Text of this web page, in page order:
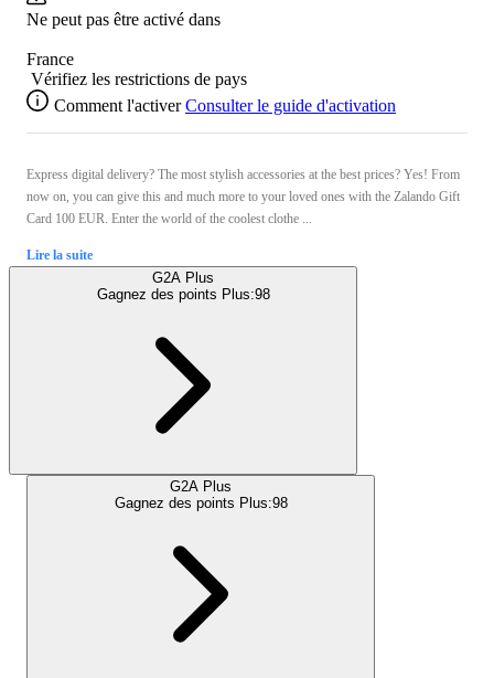
Ne peut pas être activé dans
France
Vérifiez les restrictions de pays
Comment l'activer Consulter le guide d'activation
Express digital delivery? The most stylish accessories at the best prices? Yes! From
now on, you can give this and much more to your loved ones with the Zalando Gift
Card 100 EUR. Enter the world of the coolest clothe ...
Lire la suite
G2A Plus
Gagnez des points Plus:98
G2A Plus
Gagnez des points Plus:98